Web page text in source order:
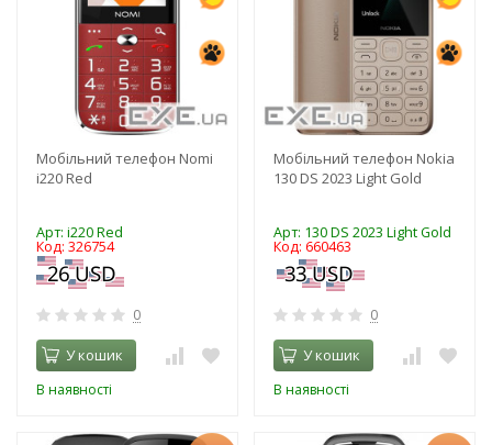
Мобільний телефон Nomi
i220 Red
Арт: i220 Red
Код: 326754
0
У кошик
В наявності
Мобільний телефон Nokia
130 DS 2023 Light Gold
Арт: 130 DS 2023 Light Gold
Код: 660463
0
У кошик
В наявності